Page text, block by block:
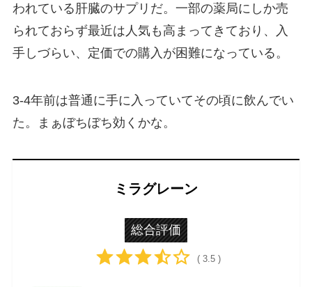
われている肝臓のサプリだ。一部の薬局にしか売
られておらず最近は人気も高まってきており、入
手しづらい、定価での購入が困難になっている。
3-4年前は普通に手に入っていてその頃に飲んでい
た。まぁぼちぼち効くかな。
ミラグレーン
総合評価
( 3.5 )